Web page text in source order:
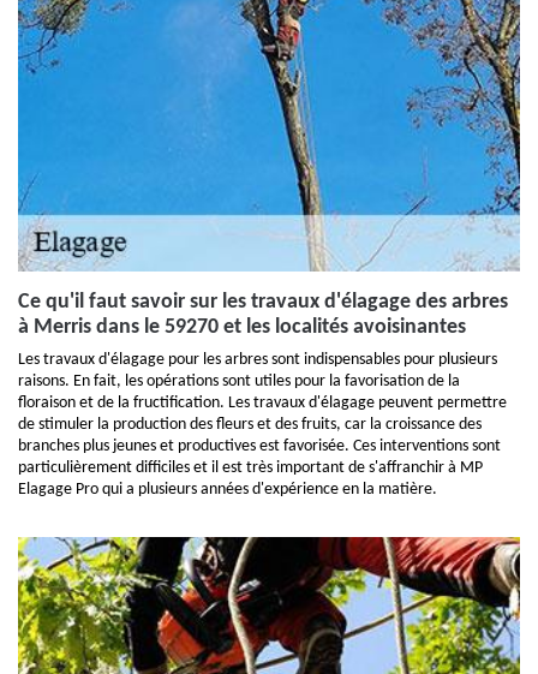
Ce qu'il faut savoir sur les travaux d'élagage des arbres
à Merris dans le 59270 et les localités avoisinantes
Les travaux d'élagage pour les arbres sont indispensables pour plusieurs
raisons. En fait, les opérations sont utiles pour la favorisation de la
floraison et de la fructification. Les travaux d'élagage peuvent permettre
de stimuler la production des fleurs et des fruits, car la croissance des
branches plus jeunes et productives est favorisée. Ces interventions sont
particulièrement difficiles et il est très important de s'affranchir à MP
Elagage Pro qui a plusieurs années d'expérience en la matière.